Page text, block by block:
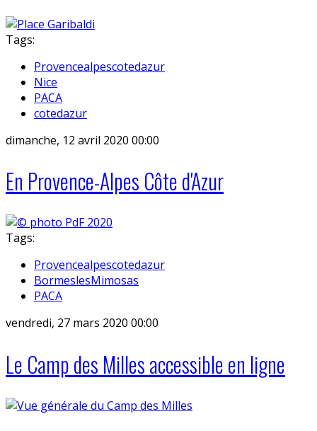
Tags:
Provencealpescotedazur
Nice
PACA
cotedazur
dimanche, 12 avril 2020 00:00
En Provence-Alpes Côte d'Azur
Tags:
Provencealpescotedazur
BormeslesMimosas
PACA
vendredi, 27 mars 2020 00:00
Le Camp des Milles accessible en ligne